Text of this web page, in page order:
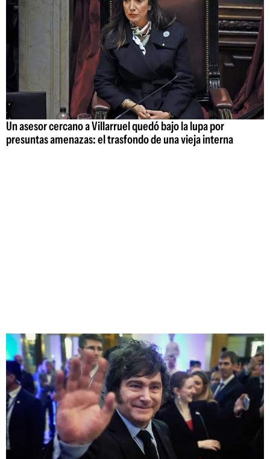
Un asesor cercano a Villarruel quedó bajo la lupa por
presuntas amenazas: el trasfondo de una vieja interna